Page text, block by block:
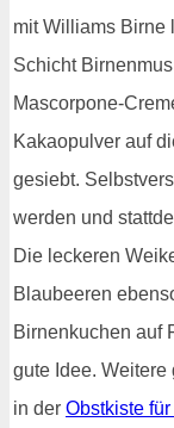
mit Williams Birne
Schicht
Mascorpone-
Kakaopulver auf
gesiebt.
werden und
Die leckeren
Blaubeeren
Birnenkuchen auf
gute Idee.
in der Obstkiste